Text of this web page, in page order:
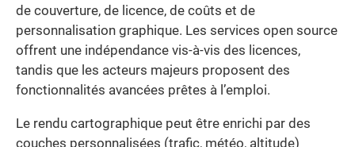
de couverture, de licence, de coûts et de
personnalisation graphique. Les services open source
offrent une indépendance vis-à-vis des licences,
tandis que les acteurs majeurs proposent des
fonctionnalités avancées prêtes à l’emploi.
Le rendu cartographique peut être enrichi par des
couches personnalisées (trafic, météo, altitude)